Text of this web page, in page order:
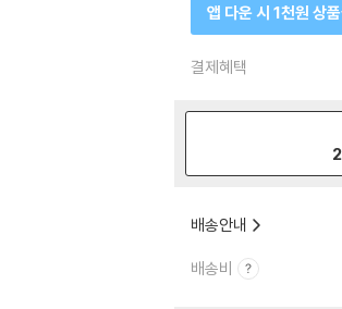
앱 다운 시 1천원 상
결제혜택
배송안내
배송비